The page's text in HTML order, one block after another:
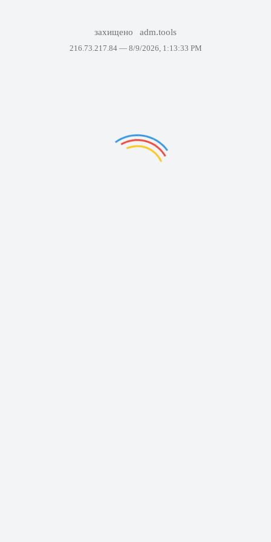
захищено adm.tools
216.73.217.84 — 8/9/2026, 1:13:33 PM